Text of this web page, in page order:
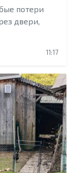
потери
двери,
11:17